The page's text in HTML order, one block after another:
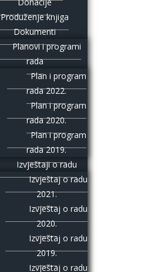
Produženje knjiga
Dokumenti
Planovi i programi
rada
Plan i program
rada 2022.
Plan i program
rada 2020.
Plan i program
rada 2019.
Izvještaji o radu
Izvještaj o radu
2021.
Izvještaj o radu
2020.
Izvještaj o radu
2019.
Izvještaj o radu